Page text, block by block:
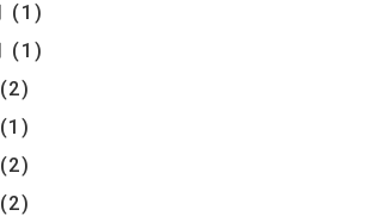
(1)
(1)
(2)
(1)
(2)
(2)